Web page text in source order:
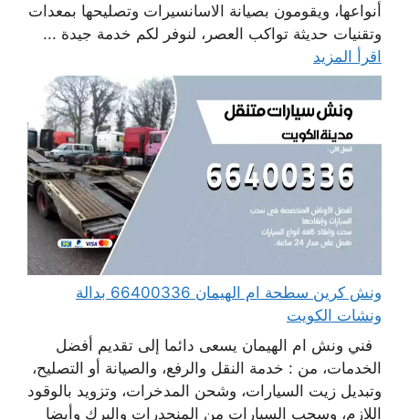
أنواعها، ويقومون بصيانة الاسانسيرات وتصليحها بمعدات
وتقنيات حديثة تواكب العصر، لنوفر لكم خدمة جيدة ...
اقرأ المزيد
ونش كرين سطحة ام الهيمان 66400336 بدالة
ونشات الكويت
فني ونش ام الهيمان يسعى دائما إلى تقديم أفضل
الخدمات، من : خدمة النقل والرفع، والصيانة أو التصليح،
وتبديل زيت السيارات، وشحن المدخرات، وتزويد بالوقود
اللازم، وسحب السيارات من المنحدرات والبرك وأيضا